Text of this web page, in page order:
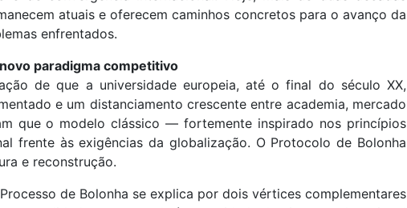
atuais e oferecem caminhos concretos para o avanço da
enfrentados.
paradigma competitivo
de que a universidade europeia, até o final do século XX,
e um distanciamento crescente entre academia, mercado
que o modelo clássico — fortemente inspirado nos princípios
frente às exigências da globalização. O Protocolo de Bolonha
e reconstrução.
de Bolonha se explica por dois vértices complementares